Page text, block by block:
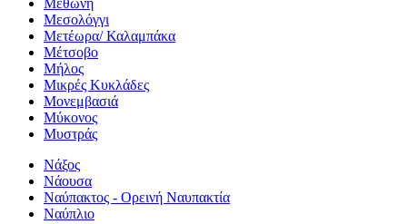
Μεσολόγγι
Μετέωρα/ Καλαμπάκα
Μέτσοβο
Μήλος
Μικρές Κυκλάδες
Μονεμβασιά
Μύκονος
Μυστράς
Νάξος
Νάουσα
Ναύπακτος - Ορεινή Ναυπακτία
Ναύπλιο